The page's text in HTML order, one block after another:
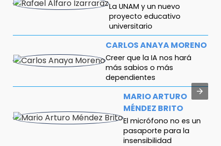
La UNAM y un nuevo
proyecto educativo
universitario
CARLOS ANAYA MORENO
Creer que la IA nos hará
más sabios o más
dependientes
MARIO ARTURO
MÉNDEZ BRITO
El micrófono no es un
pasaporte para la
insensibilidad